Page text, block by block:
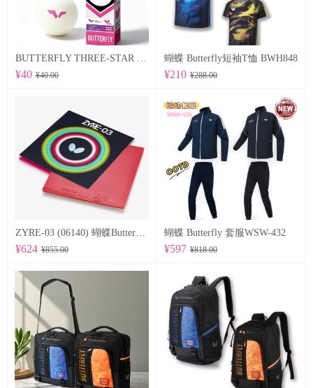
¥40 ¥40.00
蝴蝶 Butterfly短袖T恤 BWH848
¥210 ¥288.00
ZYRE-03 (06140) 蝴蝶Butterfly 专业反胶套胶
¥624 ¥855.00
蝴蝶 Butterfly 套服WSW-432
¥597 ¥818.00